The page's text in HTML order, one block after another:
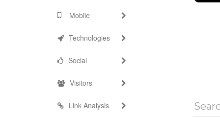
Mobile
Technologies
Social
Visitors
Link Analysis